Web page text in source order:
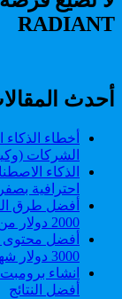
المظلم
على
كن
اول
RADIANT
أحدث
الشركات
الذكاء
احترافية
2000 دولار من ChatGPT.
أفضل محتوى
3000 دولار شهريا.
انشاء
أفضل النتائج